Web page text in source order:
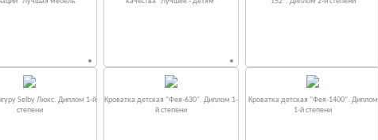
Selby Люкс. Диплом 1-й
степени
Кроватка детская "Фея-630". Диплом 1-
й степени
Кроватка детская "Фея-1400". Диплом
1-й степени